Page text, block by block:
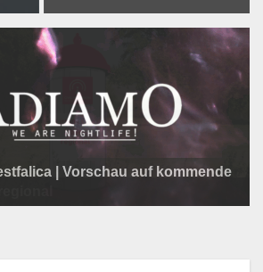
am Klosterplatz.
| Vorschau auf kommende